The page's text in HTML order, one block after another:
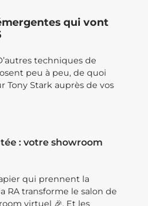
qui vont
techniques de
peu à peu, de quoi
Tony Stark auprès de vos
: votre showroom
qui prennent la
RA transforme le salon de
virtuel 🎉. Et les